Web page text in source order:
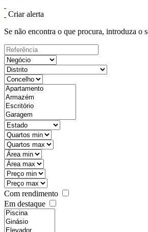
Criar alerta
Se não encontra o que procura, introduza o
Com rendimento
Em destaque